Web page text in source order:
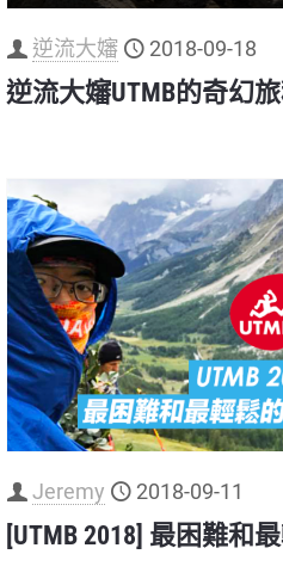
逆流大嬸 2018-09-18
逆流大嬸UTMB的奇幻
Jeremy 2018-09-11
[UTMB 2018] 最困難和